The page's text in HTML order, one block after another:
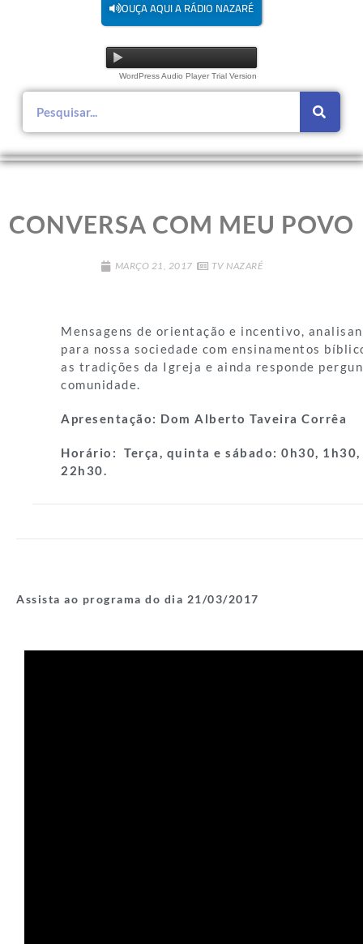
OUÇA AQUI A RÁDIO NAZARÉ
WordPress Audio Player Trial Version
CONVERSA COM MEU POVO
MARÇO 21, 2017 TV NAZARÉ
Mensagens de orientação e incentivo,
para nossa sociedade com ensinamentos
as tradições da Igreja e ainda responde
comunidade.
Apresentação: Dom Alberto Taveira Corrêa
Horário:
Terça, quinta e sábado: 0h30,
22h30.
Assista ao programa do dia 21/03/2017